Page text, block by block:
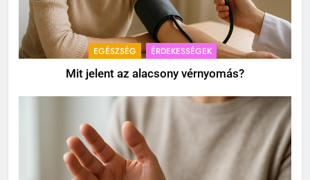
EGÉSZSÉG ÉRDEKESSÉGEK
Mit jelent az alacsony vérnyomás?